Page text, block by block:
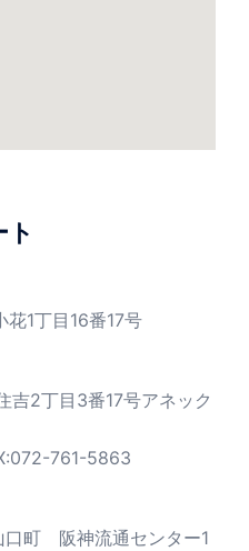
1丁目16番17号
2丁目3番17号アネック
761-5863
口町 阪神流通センター1